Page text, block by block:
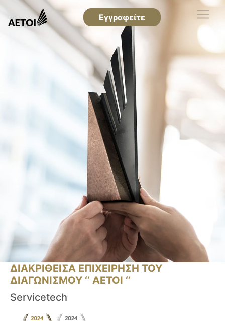
Εγγραφείτε
ΔΙΑΚΡΙΘΕΙΣΑ ΕΠΙΧΕΙΡΗΣΗ ΤΟΥ
ΔΙΑΓΩΝΙΣΜΟΥ ‘’ ΑΕΤΟΙ ‘’
Servicetech